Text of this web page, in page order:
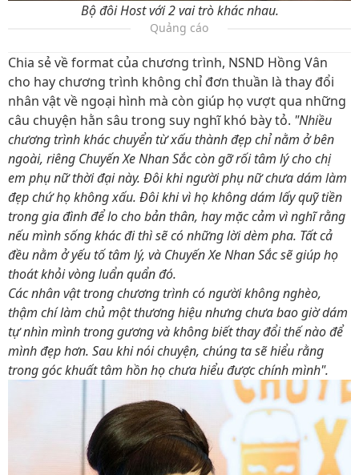
Bộ đôi Host với 2 vai trò khác nhau.
Quảng cáo
Chia sẻ về format của chương trình, NSND Hồng Vân
cho hay chương trình không chỉ đơn thuần là thay đổi
nhân vật về ngoại hình mà còn giúp họ vượt qua những
câu chuyện hằn sâu trong suy nghĩ khó bày tỏ. "Nhiều
chương trình khác chuyển từ xấu thành đẹp chỉ nằm ở bên
ngoài, riêng Chuyến Xe Nhan Sắc còn gỡ rối tâm lý cho chị
em phụ nữ thời đại này. Đôi khi người phụ nữ chưa dám làm
đẹp chứ họ không xấu. Đôi khi vì họ không dám lấy quỹ tiền
trong gia đình để lo cho bản thân, hay mặc cảm vì nghĩ rằng
nếu mình sống khác đi thì sẽ có những lời dèm pha. Tất cả
đều nằm ở yếu tố tâm lý, và Chuyến Xe Nhan Sắc sẽ giúp họ
thoát khỏi vòng luẩn quẩn đó.
Các nhân vật trong chương trình có người không nghèo,
thậm chí làm chủ một thương hiệu nhưng chưa bao giờ dám
tự nhìn mình trong gương và không biết thay đổi thế nào để
mình đẹp hơn. Sau khi nói chuyện, chúng ta sẽ hiểu rằng
trong góc khuất tâm hồn họ chưa hiểu được chính mình".